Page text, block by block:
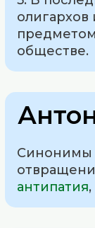
олигархов
обществе.
Синонимы
антипатия